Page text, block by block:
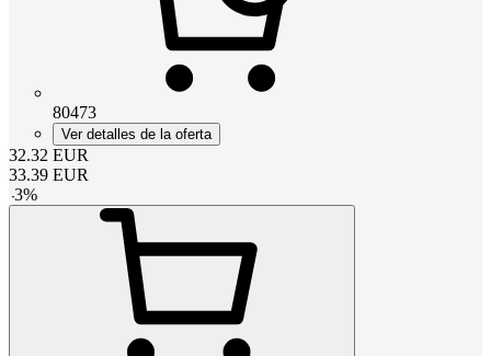
80473
Ver detalles de la oferta
32.32 EUR
33.39 EUR
-3%